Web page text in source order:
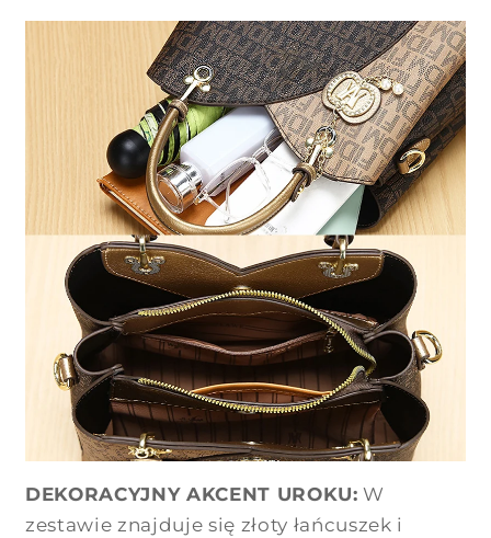
DEKORACYJNY AKCENT UROKU: W
zestawie znajduje się złoty łańcuszek i